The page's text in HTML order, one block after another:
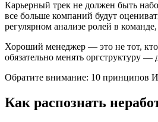
Карьерный трек не должен быть
все больше компаний будут
регулярном анализе ролей в
Хороший менеджер — это не тот, кто
обязательно менять оргструктуру
Обратите внимание: ​​10 принципов
Как распознать